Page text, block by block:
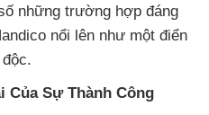
những trường hợp đáng
nổi lên như một điển
Của Sự Thành Công